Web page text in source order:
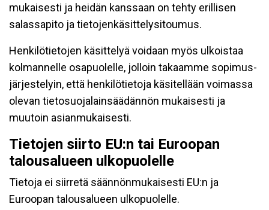
mukaisesti ja heidän kanssaan on tehty erillisen
salassapito ja tietojenkäsittelysitoumus.
Henkilötietojen käsittelyä voidaan myös ulkoistaa
kolmannelle osapuolelle, jolloin takaamme sopimus-
järjestelyin, että henkilötietoja käsitellään voimassa
olevan tietosuojalainsäädännön mukaisesti ja
muutoin asianmukaisesti.
Tietojen siirto EU:n tai Euroopan
talousalueen ulkopuolelle
Tietoja ei siirretä säännönmukaisesti EU:n ja
Euroopan talousalueen ulkopuolelle.